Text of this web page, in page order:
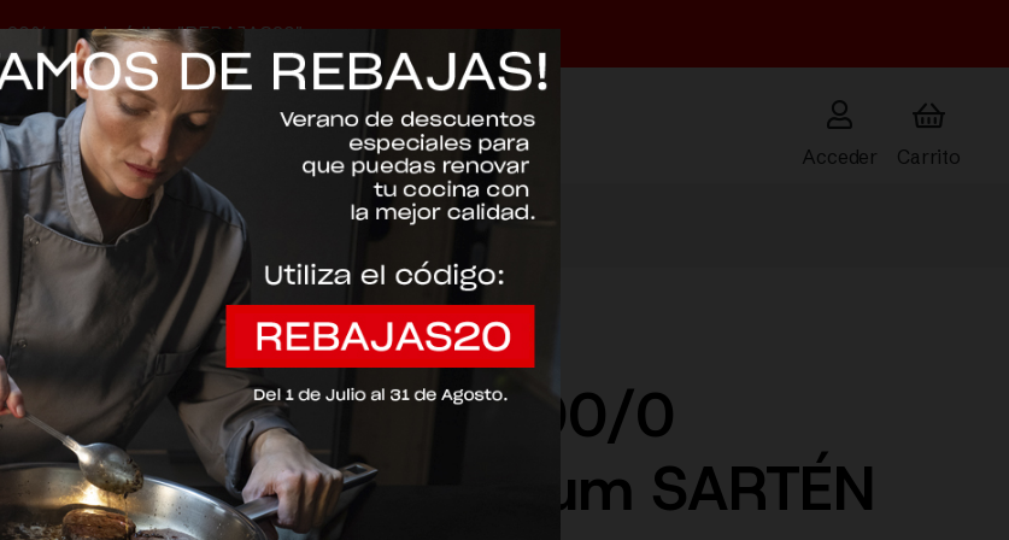
-20% con el código "REBAJAS20"Descartar
Acceder
138-105-20-100/0
Adamant® Premium SARTÉN